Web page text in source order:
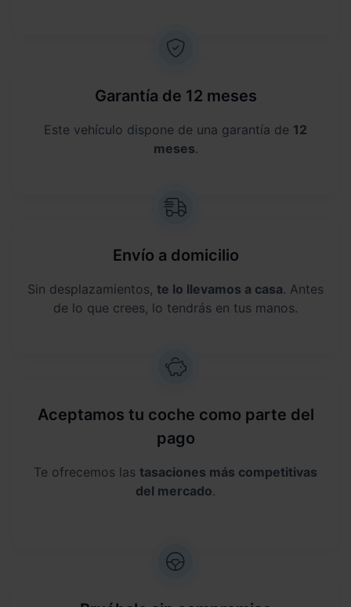
Garantía de 12 meses
Este vehículo dispone de una garantía de 12
meses.
Envío a domicilio
Sin desplazamientos, te lo llevamos a casa. Antes
de lo que crees, lo tendrás en tus manos.
Aceptamos tu coche como parte del
pago
Te ofrecemos las tasaciones más competitivas
del mercado.